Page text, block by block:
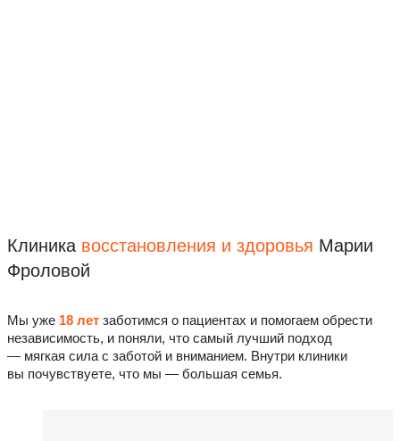
Клиника восстановления и здоровья Марии
Фроловой
Мы уже 18 лет заботимся о пациентах и помогаем обрести
независимость, и поняли, что самый лучший подход
— мягкая сила с заботой и вниманием. Внутри клиники
вы почувствуете, что мы — большая семья.